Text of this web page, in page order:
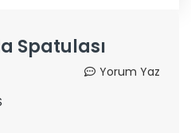
Spatulası
Yorum Yaz